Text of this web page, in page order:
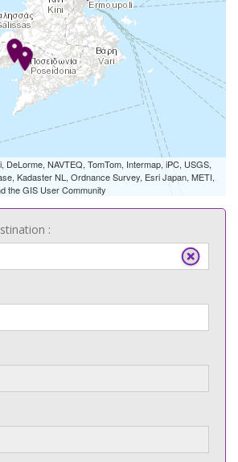
NAVTEQ, TomTom, Intermap, iPC, USGS,
Kadaster NL, Ordnance Survey, Esri Japan, METI,
the GIS User Community
: